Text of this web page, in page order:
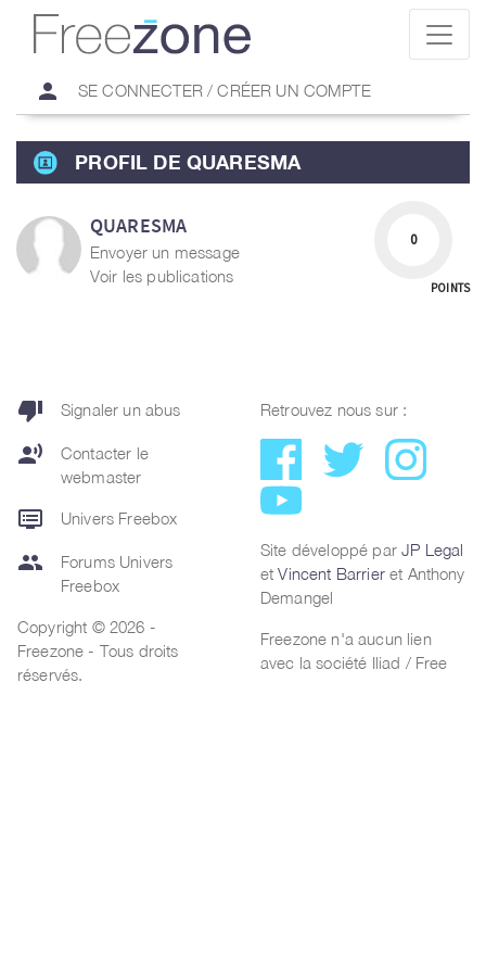
person SE CONNECTER / CRÉER UN COMPTE
PROFIL DE QUARESMA
QUARESMA
Envoyer un message
Voir les publications
0
POINTS
thumb_down Signaler un abus
record_voice_over
Contacter le
webmaster
dvr Univers Freebox
group
Forums Univers
Freebox
Copyright © 2026 -
Freezone - Tous droits
réservés.
Retrouvez nous sur :
Site développé parJP Legal
etVincent Barrieret Anthony
Demangel
Freezone n'a aucun lien
avec la société Iliad / Free